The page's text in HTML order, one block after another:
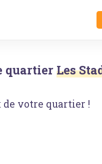
quartier Les
votre quartier !